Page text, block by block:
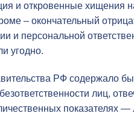
и откровенные хищения
– окончательный
и персональной
угодно.
РФ содержало бы
лиц,
показателях